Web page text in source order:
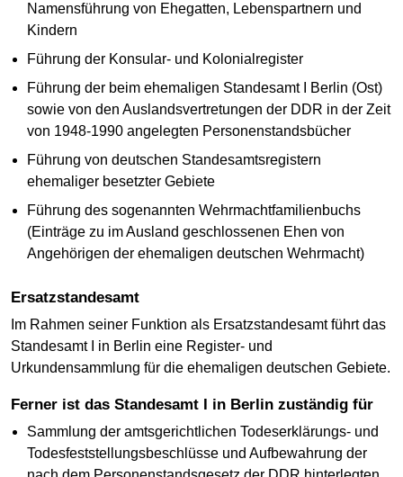
Namensführung von Ehegatten, Lebenspartnern und
Kindern
Führung der Konsular- und Kolonialregister
Führung der beim ehemaligen Standesamt I Berlin (Ost)
sowie von den Auslandsvertretungen der DDR in der Zeit
von 1948-1990 angelegten Personenstandsbücher
Führung von deutschen Standesamtsregistern
ehemaliger besetzter Gebiete
Führung des sogenannten Wehrmachtfamilienbuchs
(Einträge zu im Ausland geschlossenen Ehen von
Angehörigen der ehemaligen deutschen Wehrmacht)
Ersatzstandesamt
Im Rahmen seiner Funktion als Ersatzstandesamt führt das
Standesamt I in Berlin eine Register- und
Urkundensammlung für die ehemaligen deutschen Gebiete.
Ferner ist das Standesamt I in Berlin zuständig für
Sammlung der amtsgerichtlichen Todeserklärungs- und
Todesfeststellungsbeschlüsse und Aufbewahrung der